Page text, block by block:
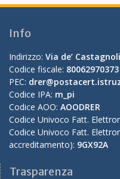
Info
Indirizzo: Via de’
Codice fiscale: 80062970373
PEC:
Codice IPA: m_pi
Codice AOO: AOODRER
Codice Univoco Fatt.
Codice Univoco Fatt.
accreditamento): 9GX92A
Trasparenza